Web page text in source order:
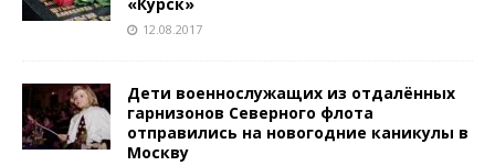
«Курск»
12.08.2017
Дети военнослужащих из отдалённых
гарнизонов Северного флота
отправились на новогодние каникулы в
Москву